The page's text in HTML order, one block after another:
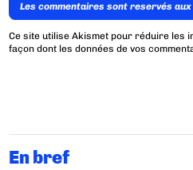
Les commentaires sont reservés aux
Ce site utilise Akismet pour réduire les
façon dont les données de vos
En bref